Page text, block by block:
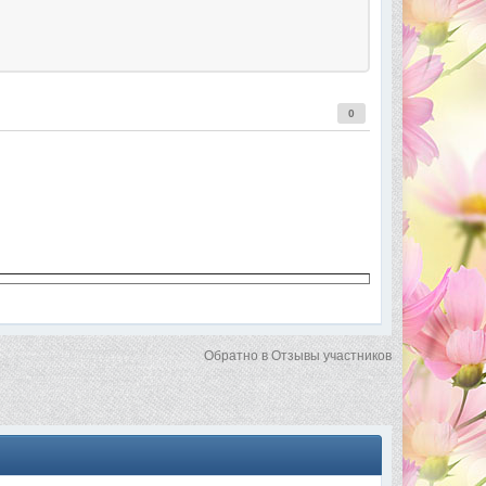
0
Обратно в Отзывы участников